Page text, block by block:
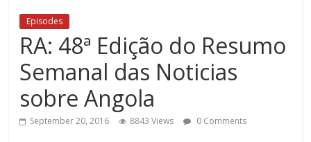
Episodes
RA: 48ª Edição do Resumo
Semanal das Noticias
sobre Angola
September 20, 2016 8843 Views 0 Comments